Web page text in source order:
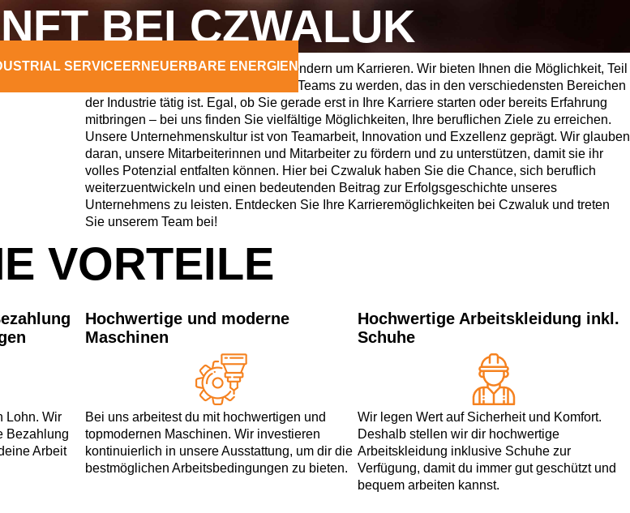
SERVICE ERNEUERBARE ENERGIEN
BEI CZWALUK
Bei uns geht es nicht nur um Jobs, sondern um Karrieren. Wir bieten Ihnen die Möglichkeit, Teil
eines dynamischen und engagierten Teams zu werden, das in den verschiedensten Bereichen
der Industrie tätig ist. Egal, ob Sie gerade erst in Ihre Karriere starten oder bereits Erfahrung
mitbringen – bei uns finden Sie vielfältige Möglichkeiten, Ihre beruflichen Ziele zu erreichen.
Unsere Unternehmenskultur ist von Teamarbeit, Innovation und Exzellenz geprägt. Wir glauben
daran, unsere Mitarbeiterinnen und Mitarbeiter zu fördern und zu unterstützen, damit sie ihr
volles Potenzial entfalten können. Hier bei Czwaluk haben Sie die Chance, sich beruflich
weiterzuentwickeln und einen bedeutenden Beitrag zur Erfolgsgeschichte unseres
Unternehmens zu leisten. Entdecken Sie Ihre Karrieremöglichkeiten bei Czwaluk und treten
Sie unserem Team bei!
VORTEILE
Lohn. Wir
Bezahlung
Arbeit
Hochwertige und moderne
Maschinen
Bei uns arbeitest du mit hochwertigen und
topmodernen Maschinen. Wir investieren
kontinuierlich in unsere Ausstattung, um dir die
bestmöglichen Arbeitsbedingungen zu bieten.
Hochwertige Arbeitskleidung inkl.
Schuhe
Wir legen Wert auf Sicherheit und Komfort.
Deshalb stellen wir dir hochwertige
Arbeitskleidung inklusive Schuhe zur
Verfügung, damit du immer gut geschützt und
bequem arbeiten kannst.